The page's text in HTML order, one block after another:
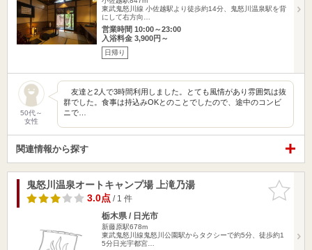
東武鬼怒川線 小佐越駅より徒歩約14分、鬼怒川温泉駅を背
にして右方向…
営業時間 10:00～23:00
入浴料金 3,900円～
日帰り
50代～
女性
友達と2人で3時間利用しました。とても風情があり雰囲気は抜
群でした。食事は持込みOKとのことでしたので、途中のコンビ
ニで…
関連情報から探す
お気に入
りに追加
鬼怒川温泉オートキャンプ場 上滝乃湯
3.0点/ 1 件
栃木県 / 日光市
新藤原駅678m
東武鬼怒川線鬼怒川公園駅からタクシーで約5分、徒歩約1
5分日光宇都宮…